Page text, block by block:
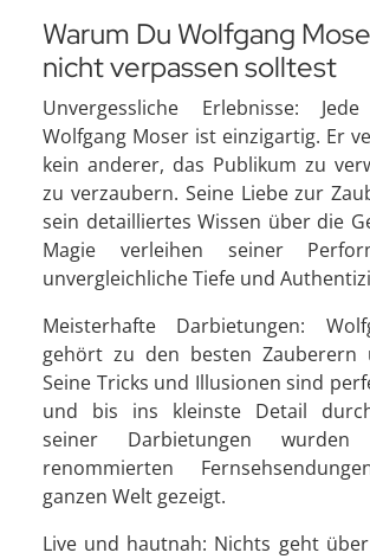
Warum Du Wolfgang
nicht verpassen solltest
Unvergessliche Erlebnisse:
Wolfgang Moser ist einzigartig. Er
kein anderer, das Publikum zu
zu verzaubern. Seine Liebe zur
sein detailliertes Wissen über die
Magie verleihen seiner
unvergleichliche Tiefe und
Meisterhafte Darbietungen:
gehört zu den besten Zauberern
Seine Tricks und Illusionen sind
und bis ins kleinste Detail
seiner Darbietungen
renommierten
ganzen Welt gezeigt.
Live und hautnah: Nichts geht